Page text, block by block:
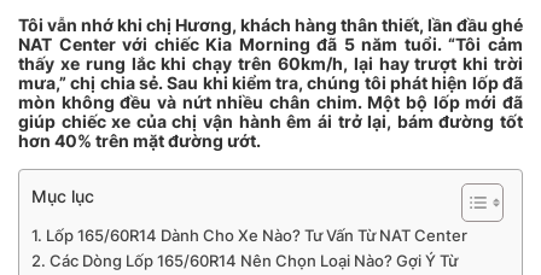
Tôi vẫn nhớ khi chị Hương, khách hàng thân thiết, lần đầu ghé
NAT Center với chiếc Kia Morning đã 5 năm tuổi. “Tôi cảm
thấy xe rung lắc khi chạy trên 60km/h, lại hay trượt khi trời
mưa,” chị chia sẻ. Sau khi kiểm tra, chúng tôi phát hiện lốp đã
mòn không đều và nứt nhiều chân chim. Một bộ lốp mới đã
giúp chiếc xe của chị vận hành êm ái trở lại, bám đường tốt
hơn 40% trên mặt đường ướt.
Mục lục
Lốp 165/60R14 Dành Cho Xe Nào? Tư Vấn Từ NAT Center
Các Dòng Lốp 165/60R14 Nên Chọn Loại Nào? Gợi Ý Từ